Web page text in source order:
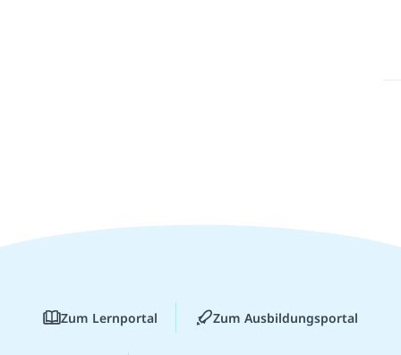
Zum Lernportal Zum Ausbildungsportal